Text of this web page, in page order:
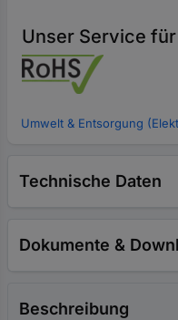
Unser Service für
Umwelt & Entsorgung
Technische Daten
Dokumente &
Beschreibung